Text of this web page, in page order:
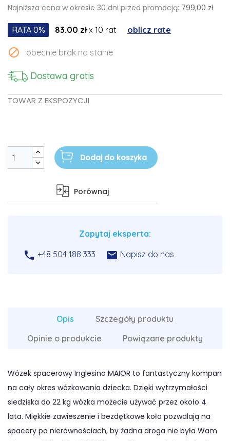
Najniższa cena w okresie 30 dni przed promocją: 799,00 zł
RATA 0% 83.00 złx 10 rat oblicz rate
 obecnie brak na stanie
Dostawa gratis
TOWAR Z EKSPOZYCJI
Dodaj do koszyka
Porównaj
Zapytaj eksperta:
 +48 504 188 333  Napisz do nas
Opis
Szczegóły produktu
Opinie o produkcie
Powiązane produkty
Wózek spacerowy Inglesina MAIOR to fantastyczny kompan
na cały okres wózkowania dziecka. Dzięki wytrzymałości
siedziska do 22 kg wózka możecie używać przez około 4
lata. Miękkie zawieszenie i bezdętkowe koła pozwalają na
spacery po nierównościach, by żadna droga nie była Wam